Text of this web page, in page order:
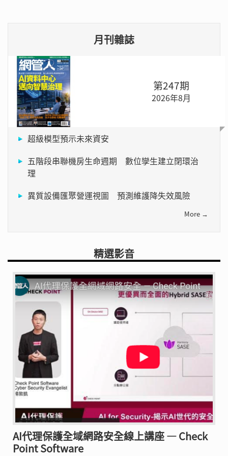
月刊雜誌
第247期
2026年8月
超級模型預示未來資安
五階段串聯機房生命週期 數位孿生建立閉環治
理
異質設備匯聚營運視圖 預測維護降失效風險
More →
精選影音
AI代理保護全域網路安全線上講座 — Check
Point Software